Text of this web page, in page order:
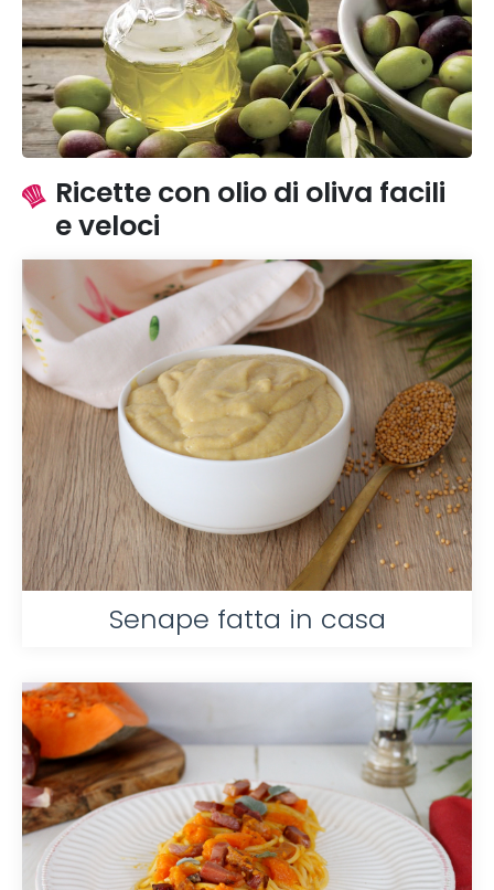
Ricette con olio di oliva facili
e veloci
Senape fatta in casa